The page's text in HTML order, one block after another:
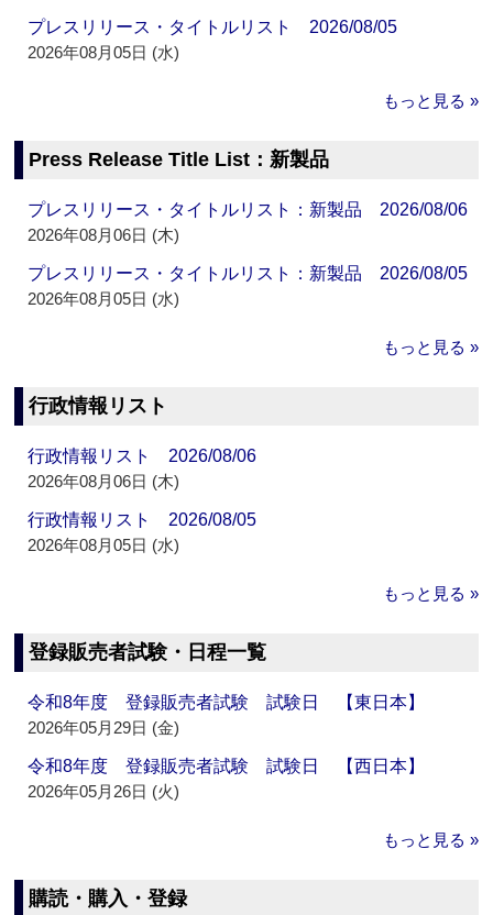
プレスリリース・タイトルリスト 2026/08/05
2026年08月05日 (水)
もっと見る »
Press Release Title List：新製品
プレスリリース・タイトルリスト：新製品 2026/08/06
2026年08月06日 (木)
プレスリリース・タイトルリスト：新製品 2026/08/05
2026年08月05日 (水)
もっと見る »
行政情報リスト
行政情報リスト 2026/08/06
2026年08月06日 (木)
行政情報リスト 2026/08/05
2026年08月05日 (水)
もっと見る »
登録販売者試験・日程一覧
令和8年度 登録販売者試験 試験日 【東日本】
2026年05月29日 (金)
令和8年度 登録販売者試験 試験日 【西日本】
2026年05月26日 (火)
もっと見る »
購読・購入・登録